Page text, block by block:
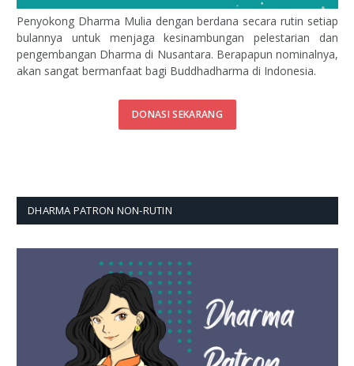
Penyokong Dharma Mulia dengan berdana secara rutin setiap
bulannya untuk menjaga kesinambungan pelestarian dan
pengembangan Dharma di Nusantara. Berapapun nominalnya,
akan sangat bermanfaat bagi Buddhadharma di Indonesia.
DONASI SEKARANG
DHARMA PATRON NON-RUTIN